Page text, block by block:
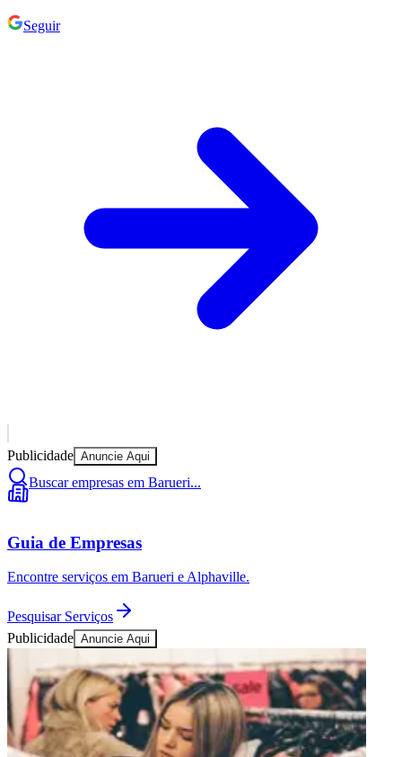
Seguir
Publicidade Anuncie Aqui
Buscar empresas em Barueri...
Guia de Empresas
Encontre serviços em Barueri e Alphaville.
Pesquisar Serviços
Publicidade Anuncie Aqui